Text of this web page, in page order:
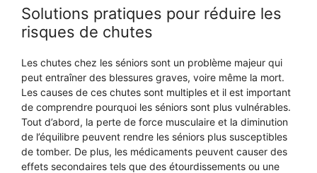
Solutions pratiques pour réduire les
risques de chutes
Les chutes chez les séniors sont un problème majeur qui
peut entraîner des blessures graves, voire même la mort.
Les causes de ces chutes sont multiples et il est important
de comprendre pourquoi les séniors sont plus vulnérables.
Tout d’abord, la perte de force musculaire et la diminution
de l’équilibre peuvent rendre les séniors plus susceptibles
de tomber. De plus, les médicaments peuvent causer des
effets secondaires tels que des étourdissements ou une